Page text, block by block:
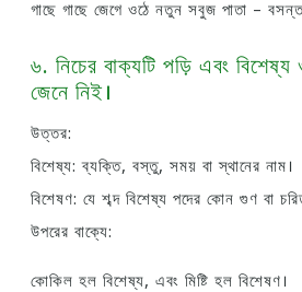
গাছে গাছে জেগে ওঠে নতুন সবুজ পাতা –
৬. নিচের বাক্যটি পড়ি এবং বিশেষ্য
জেনে নিই।
উত্তর:
বিশেষ্য: ব্যক্তি, বস্তু, সময় বা স্থানের নাম।
বিশেষণ: যে শব্দ বিশেষ্য পদের কোন গুণ বা
উপরের বাক্যে:
কোকিল হল বিশেষ্য, এবং মিষ্টি হল বিশেষণ।